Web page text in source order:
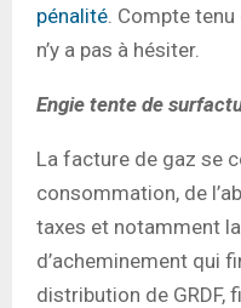
pénalité . Compte
n’y a pas à hésiter.
Engie tente de
La facture de gaz se
consommation, de
taxes et notamment
d’acheminement qui
distribution de GRDF,